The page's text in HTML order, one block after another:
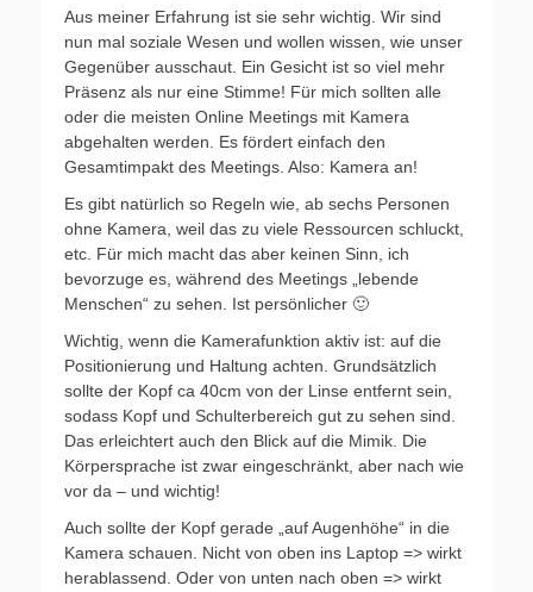
Aus meiner Erfahrung ist sie sehr wichtig. Wir sind
nun mal soziale Wesen und wollen wissen, wie unser
Gegenüber ausschaut. Ein Gesicht ist so viel mehr
Präsenz als nur eine Stimme! Für mich sollten alle
oder die meisten Online Meetings mit Kamera
abgehalten werden. Es fördert einfach den
Gesamtimpakt des Meetings. Also: Kamera an!
Es gibt natürlich so Regeln wie, ab sechs Personen
ohne Kamera, weil das zu viele Ressourcen schluckt,
etc. Für mich macht das aber keinen Sinn, ich
bevorzuge es, während des Meetings „lebende
Menschen“ zu sehen. Ist persönlicher 🙂
Wichtig, wenn die Kamerafunktion aktiv ist: auf die
Positionierung und Haltung achten. Grundsätzlich
sollte der Kopf ca 40cm von der Linse entfernt sein,
sodass Kopf und Schulterbereich gut zu sehen sind.
Das erleichtert auch den Blick auf die Mimik. Die
Körpersprache ist zwar eingeschränkt, aber nach wie
vor da – und wichtig!
Auch sollte der Kopf gerade „auf Augenhöhe“ in die
Kamera schauen. Nicht von oben ins Laptop => wirkt
herablassend. Oder von unten nach oben => wirkt